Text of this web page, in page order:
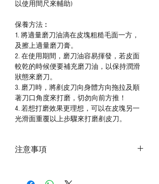
以使用間尺來輔助)
保養方法︰
1. 將適量磨刀油滴在皮塊粗糙毛面一方，
及擦上適量磨刀膏。
2. 在使用期間，磨刀油容易揮發，若皮面
較乾的時候便要補充磨刀油，以保持潤滑
狀態來磨刀。
3. 磨刀時，將剷皮刀向身體方向拖拉及順
著刀口角度來打磨，切勿向前方推！
4. 若想打磨效果更理想，可以在皮塊另一
光滑面重覆以上步驟來打磨剷皮刀。
注意事項